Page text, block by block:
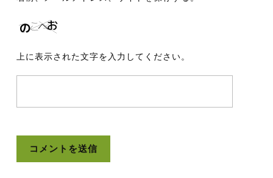
上に表示された文字を入力してください。